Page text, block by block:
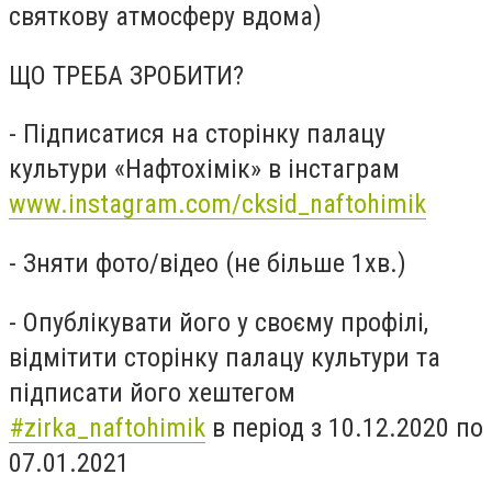
святкову атмосферу вдома)
ЩО ТРЕБА ЗРОБИТИ?
- Підписатися на сторінку палацу
культури «Нафтохімік» в інстаграм
www.instagram.com/cksid_naftohimik
- Зняти фото/відео (не більше 1хв.)
- Опублікувати його у своєму профілі,
відмітити сторінку палацу культури та
підписати його хештегом
#zirka_naftohimik в період з 10.12.2020 по
07.01.2021